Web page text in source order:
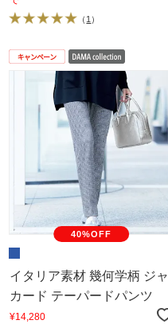
（ 1 ）
40%OFF
イタリア素材 幾何学柄 ジャ
カード テーパードパンツ
¥14,280